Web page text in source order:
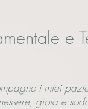
e
i miei
gioia e